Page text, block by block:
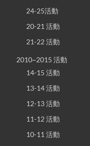
24-25活動
20-21 活動
21-22 活動
2010~2015 活動
14-15 活動
13-14 活動
12-13 活動
11-12 活動
10-11 活動